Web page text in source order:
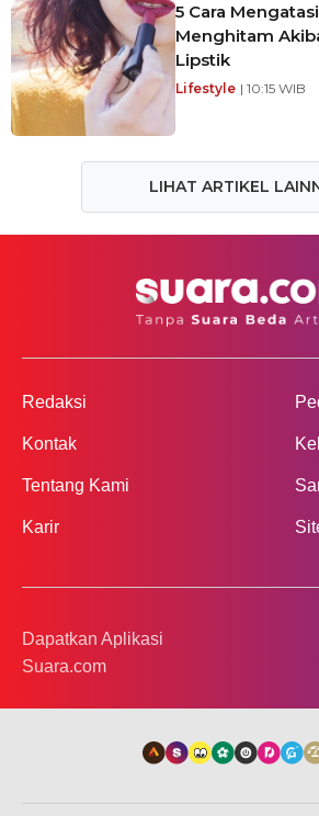
5 Cara
Menghitam
Lipstik
Lifestyle | 10:15 WIB
LIHAT ARTIKEL
Redaksi
Kontak
Tentang Kami
Karir
Dapatkan Aplikasi
Suara.com